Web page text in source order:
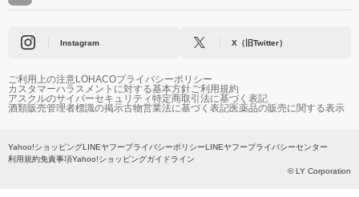
Instagram X（旧Twitter）
ご利用上の注意LOHACOプライバシーポリシー
カスタマーハラスメントに対する基本方針ご利用規約
アスクルのサイバーセキュリティ特定商取引法に基づく表記
酒類販売管理者標識の掲示古物営業法に基づく表記医薬品の販売に関する表示
Yahoo!ショッピングLINEヤフープライバシーポリシーLINEヤフープライバシーセンター
利用規約免責事項Yahoo!ショッピングガイドライン
© LY Corporation